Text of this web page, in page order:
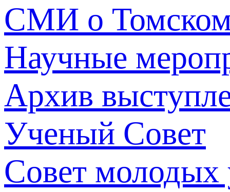
СМИ о
Научные
Архив
Ученый Совет
Совет молодых